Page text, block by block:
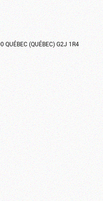
QUÉBEC (QUÉBEC) G2J 1R4